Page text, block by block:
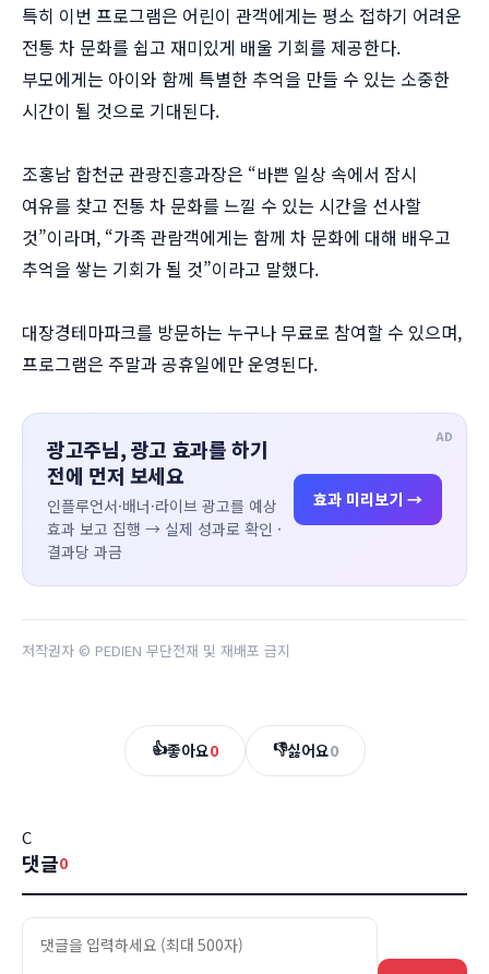
특히 이번 프로그램은 어린이 관객에게는 평소 접하기 어려운
전통 차 문화를 쉽고 재미있게 배울 기회를 제공한다.
부모에게는 아이와 함께 특별한 추억을 만들 수 있는 소중한
시간이 될 것으로 기대된다.
조홍남 합천군 관광진흥과장은 “바쁜 일상 속에서 잠시
여유를 찾고 전통 차 문화를 느낄 수 있는 시간을 선사할
것”이라며, “가족 관람객에게는 함께 차 문화에 대해 배우고
추억을 쌓는 기회가 될 것”이라고 말했다.
대장경테마파크를 방문하는 누구나 무료로 참여할 수 있으며,
프로그램은 주말과 공휴일에만 운영된다.
AD
광고주님, 광고 효과를 하기
전에 먼저 보세요
인플루언서·배너·라이브 광고를 예상
효과 보고 집행 → 실제 성과로 확인 ·
결과당 과금
효과 미리보기 →
저작권자 © PEDIEN 무단전재 및 재배포 금지
👍좋아요0 👎싫어요0
C
댓글0